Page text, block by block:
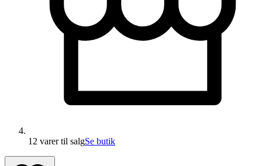
12 varertil salgSe butik